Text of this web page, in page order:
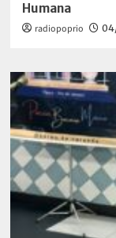
Humana
radiopoprio